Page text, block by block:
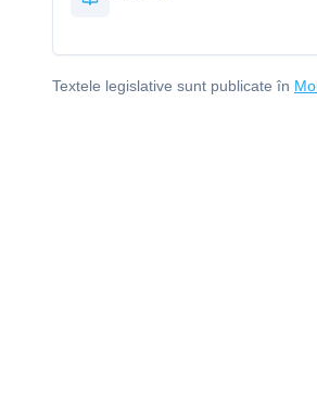
Textele legislative sunt publicate în